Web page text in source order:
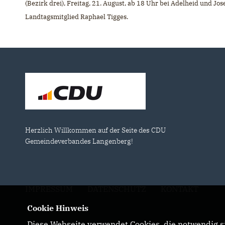
(Bezirk drei), Freitag, 21. August, ab 18 Uhr bei Adelheid und
Landtagsmitglied Raphael Tigges.
Herzlich Willkommen auf der Seite des CDU
Gemeindeverbandes Langenberg!
IMPRESSUM DATENSCHUTZ
KONTAKT
Cookie Hinweis